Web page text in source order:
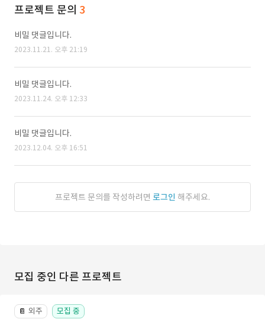
프로젝트 문의 3
비밀 댓글입니다.
2023.11.21. 오후 21:19
비밀 댓글입니다.
2023.11.24. 오후 12:33
비밀 댓글입니다.
2023.12.04. 오후 16:51
프로젝트 문의를 작성하려면 로그인 해주세요.
모집 중인 다른 프로젝트
📔 외주 모집 중